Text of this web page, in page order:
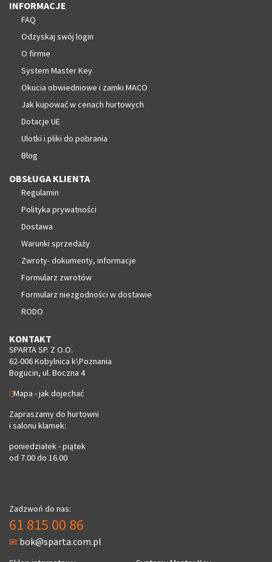
INFORMACJE
FAQ
Odzyskaj swój login
O firmie
System Master Key
Okucia obwiedniowe i zamki MACO
Jak kupować w cenach hurtowych
Dotacje UE
Ulotki i pliki do pobrania
Blog
OBSŁUGA KLIENTA
Regulamin
Polityka prywatności
Dostawa
Warunki sprzedaży
Zwroty- dokumenty, informacje
Formularz zwrotów
Formularz niezgodności w dostawie
RODO
KONTAKT
SPARTA SP. Z O.O.
62-006 Kobylnica k\Poznania
Bogucin, ul. Boczna 4
Mapa - jak dojechać
Zapraszamy do hurtowni
i salonu klamek:
poniedziałek - piątek
od 7.00 do 16.00
Zadzwoń do nas:
61 815 00 86
bok@sparta.com.pl